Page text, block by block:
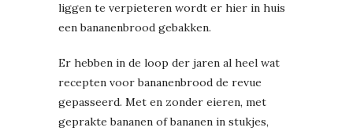
liggen te verpieteren wordt er hier in huis
een bananenbrood gebakken.
Er hebben in de loop der jaren al heel wat
recepten voor bananenbrood de revue
gepasseerd. Met en zonder eieren, met
geprakte bananen of bananen in stukjes,